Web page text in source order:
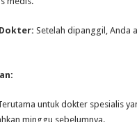
Setelah dipanggil, Anda
untuk dokter spesialis
minggu sebelumnya.